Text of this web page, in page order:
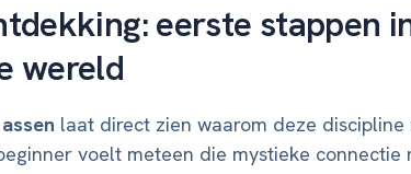
eerste stappen
wereld
assen laat direct zien waarom deze
voelt meteen die mystieke connectie